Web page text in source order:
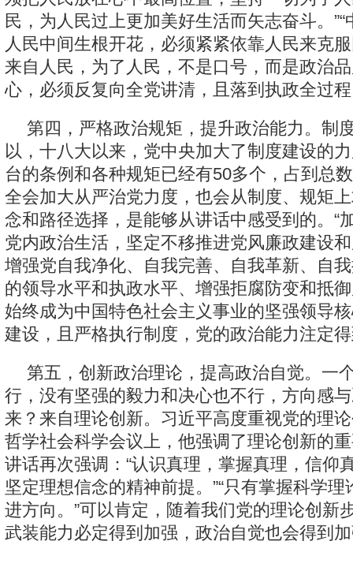
民，为人民过上更加美好生活而矢志奋斗。
人民中间生根开花，必须紧紧依靠人民来克
来自人民，为了人民，不是口号，而是政治
心，必须反复向全党讲清，且落到执政全过
第四，严格政治规矩，提升政治能力。制
以，十八大以来，党中央加大了制度建设的
台的条例和各种规矩已经有50多个，占到总
全会加大从严治党力度，也会从制度、规矩
念和路径选择，是能够从讲话中感受到的。“
党内政治生活，坚定不移推进党风廉政建设
增强党自我净化、自我完善、自我革新、自
的领导水平和执政水平、增强拒腐防变和抵
始终成为中国特色社会主义事业的坚强领导
建设，且严格执行制度，党的政治能力注定
第五，创新政治理论，提高政治自觉。一
行，没有坚强的毅力和决心也不行，方向感
来？来自理论创新。习近平高度重视党的理
哲学社会科学会议上，他强调了理论创新的
讲话再次强调：“认识真理，掌握真理，信仰
坚定理想信念的精神前提。”“只有掌握科学
进方向。”可以肯定，随着我们党的理论创新
武装能力必定得到加强，政治自觉也会得到